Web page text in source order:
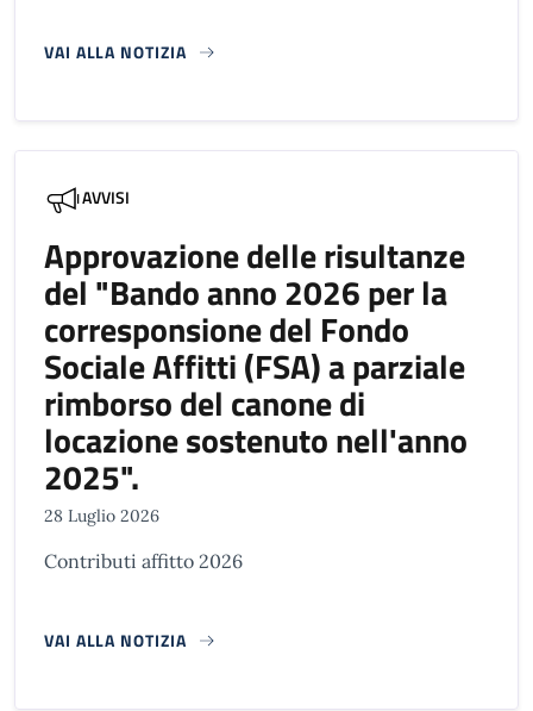
VAI ALLA NOTIZIA
AVVISI
Approvazione delle risultanze
del "Bando anno 2026 per la
corresponsione del Fondo
Sociale Affitti (FSA) a parziale
rimborso del canone di
locazione sostenuto nell'anno
2025".
28 Luglio 2026
Contributi affitto 2026
VAI ALLA NOTIZIA